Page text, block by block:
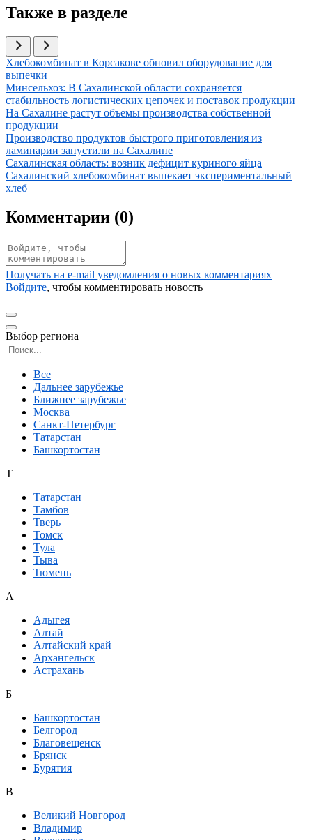
Также в разделе
Иллюстрация новости
Хлебокомбинат в Корсакове обновил оборудование для
выпечки
Иллюстрация новости
Минсельхоз: В Сахалинской области сохраняется
стабильность логистических цепочек и поставок продукции
Иллюстрация новости
На Сахалине растут объемы производства собственной
продукции
Иллюстрация новости
Производство продуктов быстрого приготовления из
ламинарии запустили на Сахалине
Иллюстрация новости
Сахалинская область: возник дефицит куриного яйца
Иллюстрация новости
Сахалинский хлебокомбинат выпекает экспериментальный
хлеб
Комментарии (0)
Получать на e‑mail уведомления о новых комментариях
Войдите, чтобы комментировать новость
Выбор региона
Все
Дальнее зарубежье
Ближнее зарубежье
Москва
Санкт-Петербург
Татарстан
Башкортостан
Т
Татарстан
Тамбов
Тверь
Томск
Тула
Тыва
Тюмень
А
Адыгея
Алтай
Алтайский край
Архангельск
Астрахань
Б
Башкортостан
Белгород
Благовещенск
Брянск
Бурятия
В
Великий Новгород
Владимир